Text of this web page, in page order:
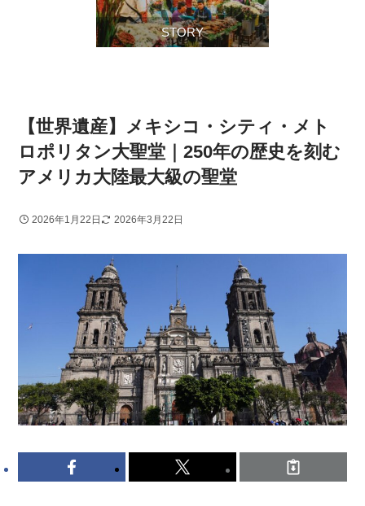
STORY
【世界遺産】メキシコ・シティ・メト
ロポリタン大聖堂｜250年の歴史を刻む
アメリカ大陸最大級の聖堂
2026年1月22日 2026年3月22日